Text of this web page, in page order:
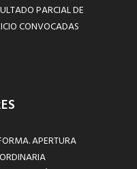
PARCIAL DE
CONVOCADAS
APERTURA